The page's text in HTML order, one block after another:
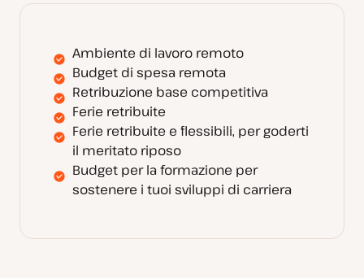
Ambiente di lavoro remoto
Budget di spesa remota
Retribuzione base competitiva
Ferie retribuite
Ferie retribuite e flessibili, per goderti
il meritato riposo
Budget per la formazione per
sostenere i tuoi sviluppi di carriera